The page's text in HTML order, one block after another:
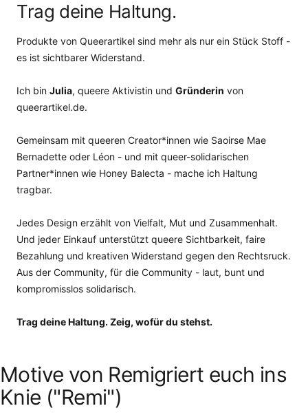
Trag deine Haltung.
Produkte von Queerartikel sind mehr als nur ein Stück Stoff -
es ist sichtbarer Widerstand.
Ich bin Julia, queere Aktivistin und Gründerin von
queerartikel.de.
Gemeinsam mit queeren Creator*innen wie Saoirse Mae
Bernadette oder Léon - und mit queer-solidarischen
Partner*innen wie Honey Balecta - mache ich Haltung
tragbar.
Jedes Design erzählt von Vielfalt, Mut und Zusammenhalt.
Und jeder Einkauf unterstützt queere Sichtbarkeit, faire
Bezahlung und kreativen Widerstand gegen den Rechtsruck.
Aus der Community, für die Community - laut, bunt und
kompromisslos solidarisch.
Trag deine Haltung. Zeig, wofür du stehst.
Motive von Remigriert euch ins
Knie ("Remi")